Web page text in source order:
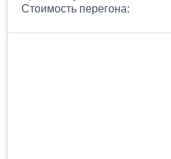
Стоимость перегона: